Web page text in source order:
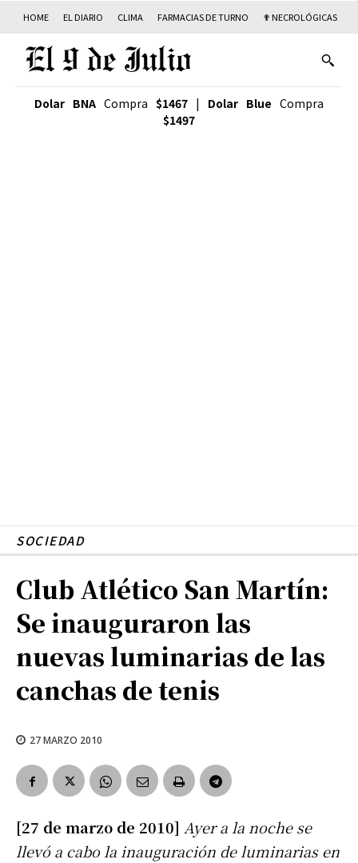
HOME EL DIARIO CLIMA FARMACIAS DE TURNO ✟ NECROLÓGICAS
Dolar BNA Compra $1467 | Dolar Blue Compra
$1497
SOCIEDAD
Club Atlético San Martín:
Se inauguraron las
nuevas luminarias de las
canchas de tenis
27 MARZO 2010
[27 de marzo de 2010] Ayer a la noche se
llevó a cabo la inauguración de luminarias en